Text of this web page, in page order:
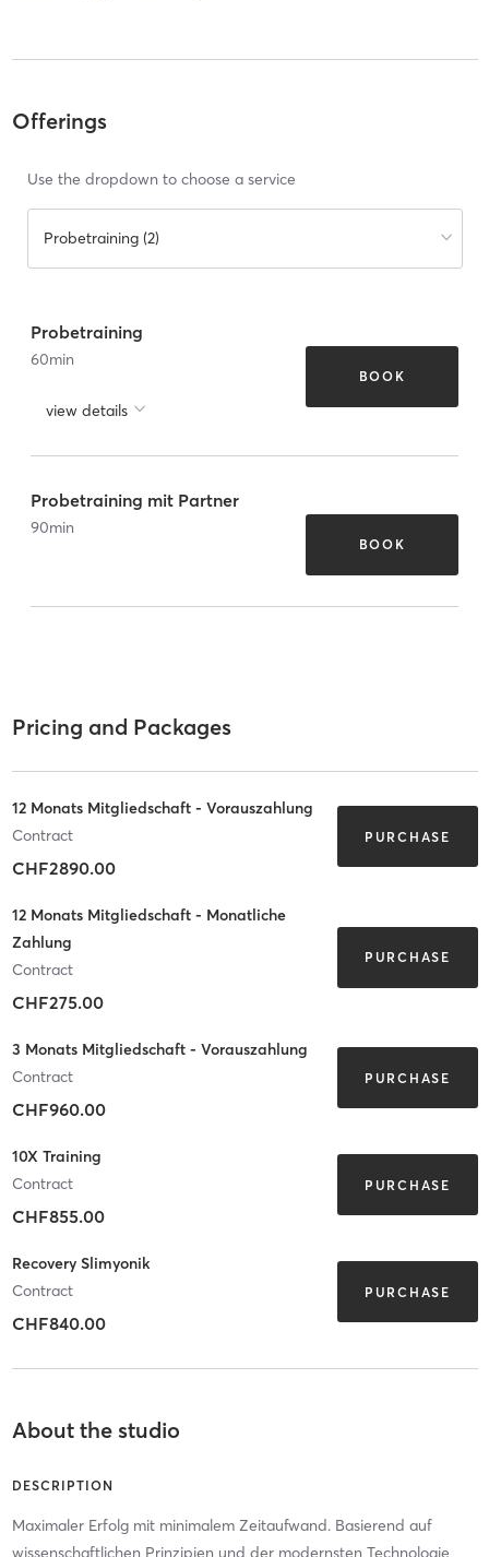
Offerings
Use the dropdown to choose a service
Probetraining (2)
Probetraining
60min
view details
BOOK
Probetraining mit Partner
90min
BOOK
Pricing and Packages
12 Monats Mitgliedschaft - Vorauszahlung
Contract
CHF2890.00
PURCHASE
12 Monats Mitgliedschaft - Monatliche
Zahlung
Contract
CHF275.00
PURCHASE
3 Monats Mitgliedschaft - Vorauszahlung
Contract
CHF960.00
PURCHASE
10X Training
Contract
CHF855.00
PURCHASE
Recovery Slimyonik
Contract
CHF840.00
PURCHASE
About the studio
DESCRIPTION
Maximaler Erfolg mit minimalem Zeitaufwand. Basierend auf
wissenschaftlichen Prinzipien und der modernsten Technologie